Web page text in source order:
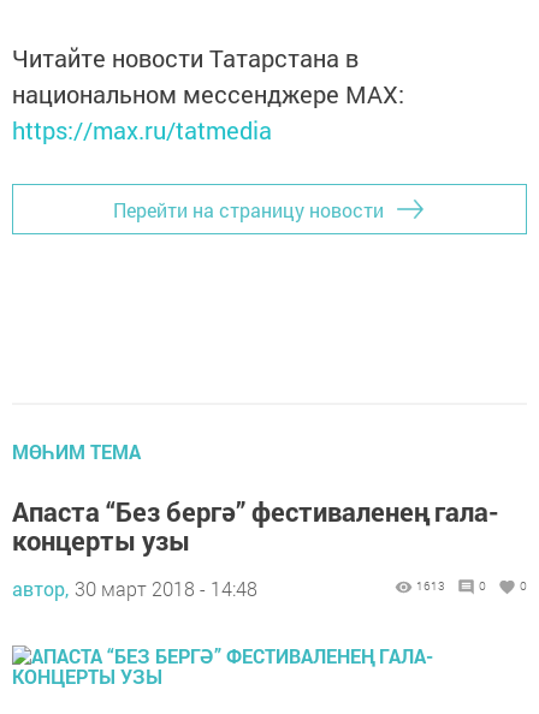
Читайте новости Татарстана в
национальном мессенджере MАХ:
https://max.ru/tatmedia
Перейти на страницу новости
МӨҺИМ ТЕМА
Апаста “Без бергә” фестиваленең гала-
концерты узы
автор, 30 март 2018 - 14:48 1613 0 0